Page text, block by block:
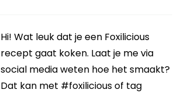
Hi! Wat leuk dat je een Foxilicious
recept gaat koken. Laat je me via
social media weten hoe het smaakt?
Dat kan met #foxilicious of tag